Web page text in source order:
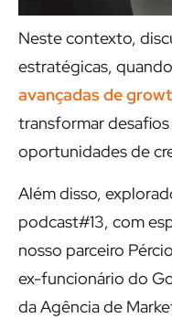
Neste contexto,
estratégicas,
avançadas de
transformar
oportunidades de
Além disso,
podcast#13, com
nosso parceiro
ex-funcionário do
da Agência de